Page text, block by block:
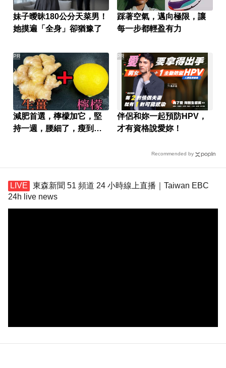
妹子曖昧180公分天菜男！
她摸遍「全身」卻猶豫了
踩著空氣，邁向極限，讓
每一步都輕盈有力
減肥首選，檸檬加它，堅
持一週，腰細了，瘦到你
PR
伴侶和妳一起預防HPV，
才有資格說愛妳！
PR
Recommended by
東森新聞 51 頻道 24 小時線上直播｜Taiwan EBC
24h live news